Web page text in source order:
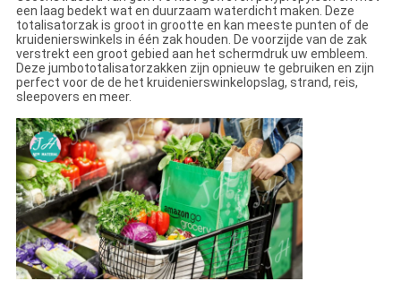
een laag bedekt wat en duurzaam waterdicht maken. Deze
totalisatorzak is groot in grootte en kan meeste punten of de
kruidenierswinkels in één zak houden. De voorzijde van de zak
verstrekt een groot gebied aan het schermdruk uw embleem.
Deze jumbototalisatorzakken zijn opnieuw te gebruiken en zijn
perfect voor de de het kruidenierswinkelopslag, strand, reis,
sleepovers en meer.